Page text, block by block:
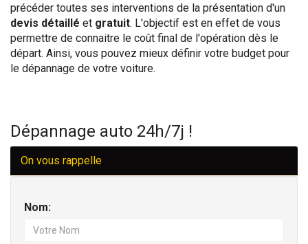
précéder toutes ses interventions de la présentation d'un
devis détaillé et gratuit. L'objectif est en effet de vous
permettre de connaitre le coût final de l'opération dès le
départ. Ainsi, vous pouvez mieux définir votre budget pour
le dépannage de votre voiture.
Dépannage auto 24h/7j !
On vous rappelle
Nom: